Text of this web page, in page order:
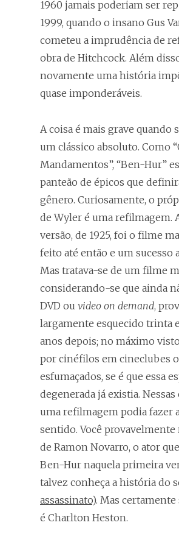
1960 jamais poderiam ser
1999, quando o insano Gus
cometeu a imprudência de
obra de Hitchcock. Além
novamente uma história
quase imponderáveis.
A coisa é mais grave quando
um clássico absoluto. Como
Mandamentos”, “Ben-Hur”
panteão de épicos que
gênero. Curiosamente, o
de Wyler é uma refilmagem.
versão, de 1925, foi o filme
feito até então e um sucesso
Mas tratava-se de um filme
considerando-se que ainda
DVD ou video on demand,
largamente esquecido trinta
anos depois; no máximo
por cinéfilos em cineclubes
esfumaçados, se é que essa
degenerada já existia.
uma refilmagem podia fazer
sentido. Você provavelmente
de Ramon Novarro, o ator
Ben-Hur naquela primeira
talvez conheça a história do
assassinato). Mas certamente
é Charlton Heston.